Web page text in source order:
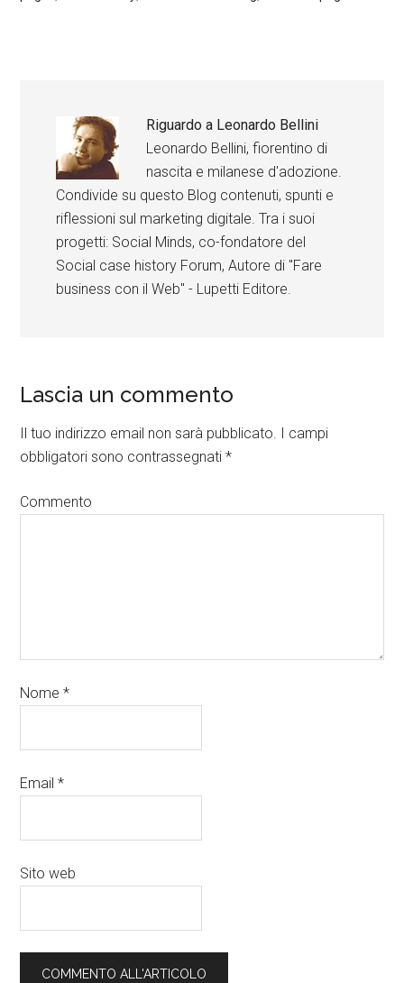
Riguardo a Leonardo Bellini
Leonardo Bellini, fiorentino di
nascita e milanese d'adozione.
Condivide su questo Blog contenuti, spunti e
riflessioni sul marketing digitale. Tra i suoi
progetti: Social Minds, co-fondatore del
Social case history Forum, Autore di "Fare
business con il Web" - Lupetti Editore.
Lascia un commento
Il tuo indirizzo email non sarà pubblicato. I campi
obbligatori sono contrassegnati*
Commento
Nome*
Email*
Sito web